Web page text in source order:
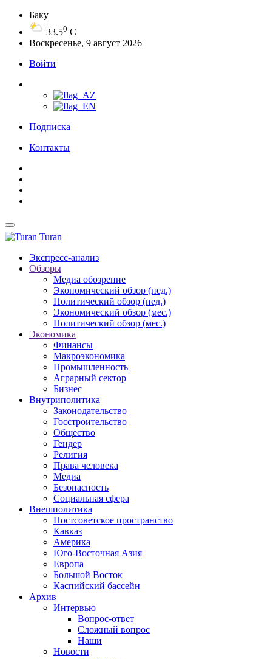
Баку
33.50 C
Воскресенье, 9 август 2026
Войти
Подписка
Контакты
Turan
Экспресс-анализ
Обзоры
Медиа обозрение
Экономический обзор (нед.)
Политический обзор (нед.)
Экономический обзор (мес.)
Политический обзор (мес.)
Экономика
Финансы
Макроэкономика
Промышленность
Аграрный сектор
Бизнес
Внутриполитика
Законодательство
Госстроительство
Общество
Гендер
Религия
Права человека
Медиа
Безопасность
Социальная сфера
Внешполитика
Постсоветское пространство
Кавказ
Америка
Юго-Восточная Азия
Европа
Большой Восток
Каспийский бассейн
Архив
Интервью
Вопрос-ответ
Сложный вопрос
Наши
Новости